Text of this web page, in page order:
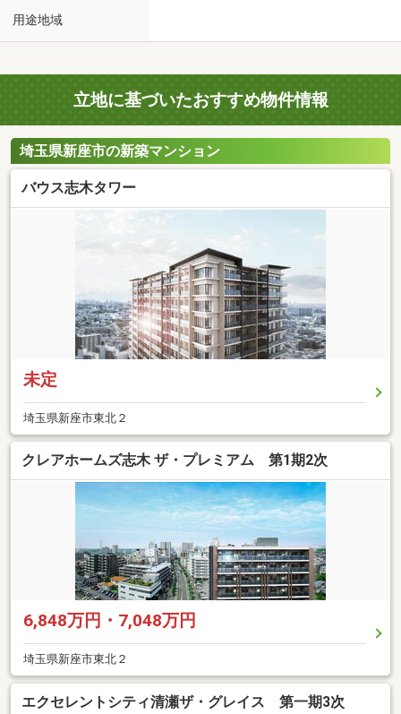
用途地域
立地に基づいたおすすめ物件情報
埼玉県新座市の新築マンション
バウス志木タワー
未定
埼玉県新座市東北２
クレアホームズ志木 ザ・プレミアム 第1期2次
6,848万円・7,048万円
埼玉県新座市東北２
エクセレントシティ清瀬ザ・グレイス 第一期3次